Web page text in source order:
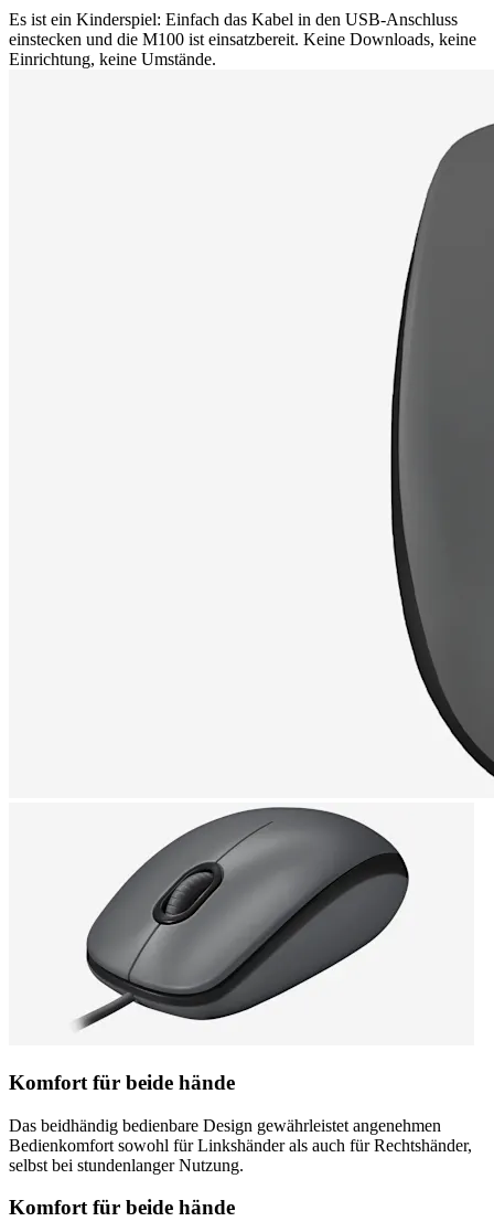
Es ist ein Kinderspiel: Einfach das Kabel in den USB-Anschluss
einstecken und die M100 ist einsatzbereit. Keine Downloads, keine
Einrichtung, keine Umstände.
Komfort für beide hände
Das beidhändig bedienbare Design gewährleistet angenehmen
Bedienkomfort sowohl für Linkshänder als auch für Rechtshänder,
selbst bei stundenlanger Nutzung.
Komfort für beide hände